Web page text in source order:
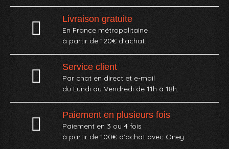
Livraison gratuite
En France métropolitaine
à partir de 120€ d'achat.
Service client
Par chat en direct et e-mail
du Lundi au Vendredi de 11h à 18h.
Paiement en plusieurs fois
Paiement en 3 ou 4 fois
à partir de 100€ d'achat avec Oney​